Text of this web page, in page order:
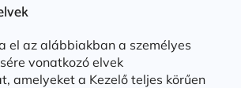
el az alábbiakban a személyes
vonatkozó elvek
amelyeket a Kezelő teljes körűen